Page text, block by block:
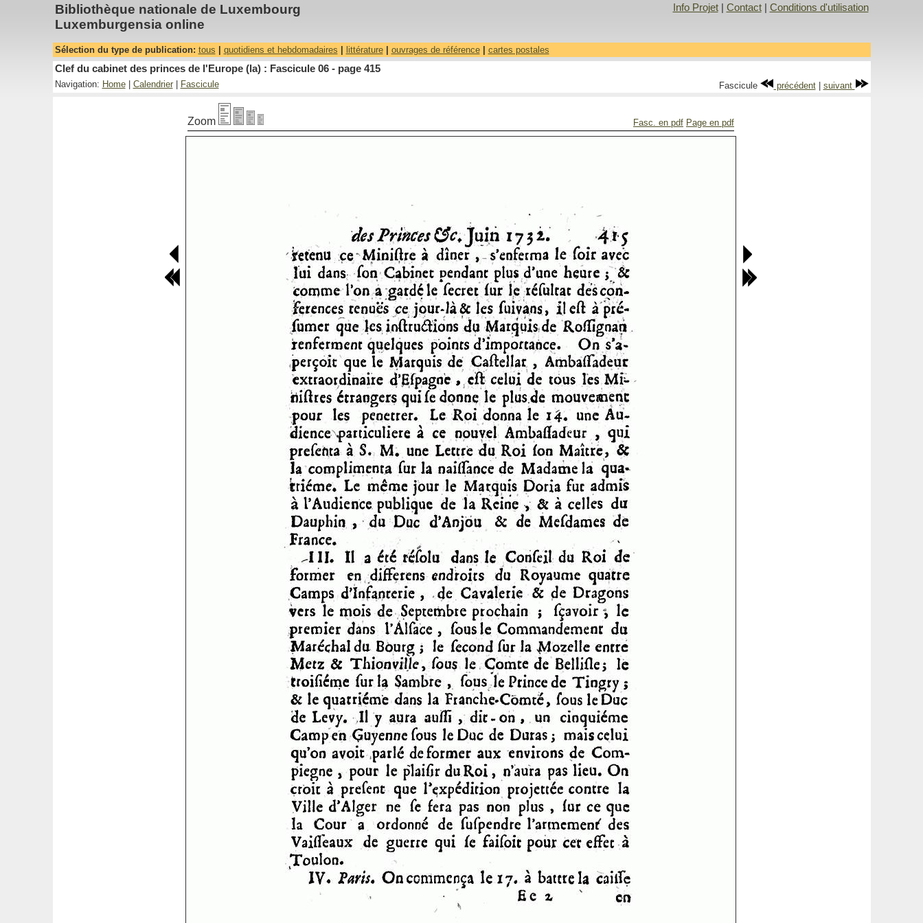
Bibliothèque nationale de Luxembourg
Luxemburgensia online
Info Projet| Contact| Conditions d'utilisation
Sélection du type de publication: tous quotidiens et hebdomadaires littérature| ouvrages de référence| cartes postales
Clef du cabinet des princes de l'Europe (la) : Fascicule 06 - page 415
Navigation: Home| Calendrier| Fascicule Fascicule précédent| suivant
Zoom Fasc. en pdf Page en pdf